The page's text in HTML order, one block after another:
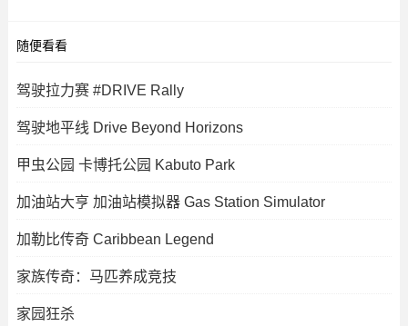
随便看看
驾驶拉力赛 #DRIVE Rally
驾驶地平线 Drive Beyond Horizons
甲虫公园 卡博托公园 Kabuto Park
加油站大亨 加油站模拟器 Gas Station Simulator
加勒比传奇 Caribbean Legend
家族传奇：马匹养成竞技
家园狂杀